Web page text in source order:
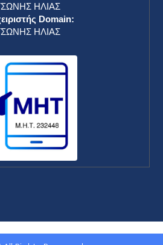
ΗΛΙΑΣ
Domain:
ΗΛΙΑΣ